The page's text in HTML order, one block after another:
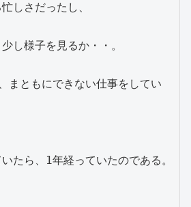
しさだったし、
し様子を見るか・・。
まともにできない仕事をしてい
たら、1年経っていたのである。